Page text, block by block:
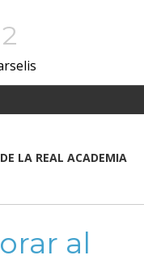
LA REAL ACADEMIA
al